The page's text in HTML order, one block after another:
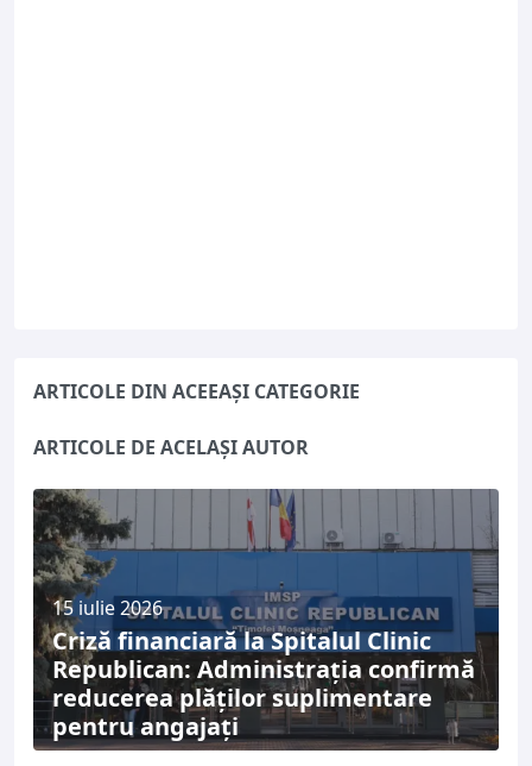
ARTICOLE DIN ACEEAȘI CATEGORIE
ARTICOLE DE ACELAȘI AUTOR
15 iulie 2026
Criză financiară la Spitalul Clinic
Republican: Administrația confirmă
reducerea plăților suplimentare
pentru angajați